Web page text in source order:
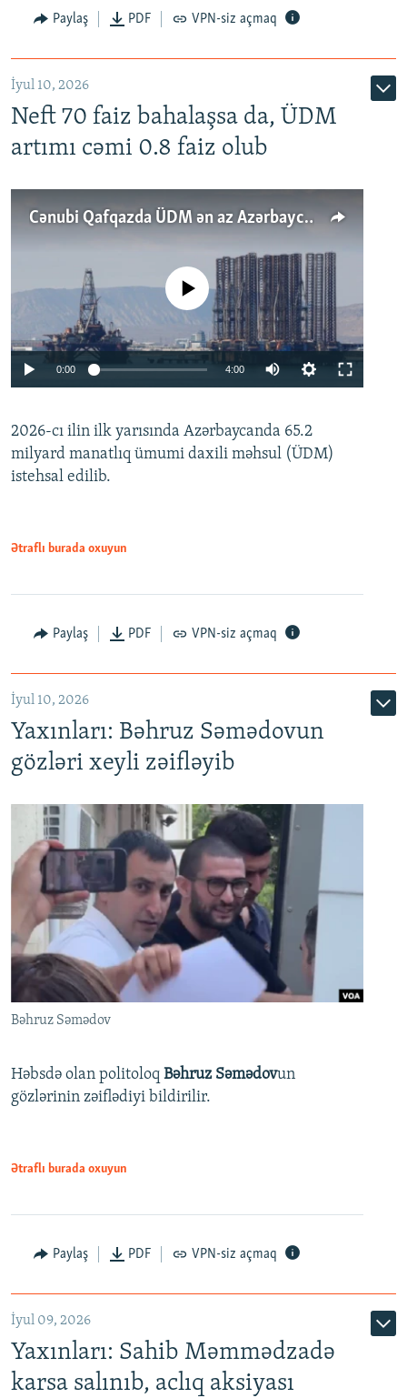
Paylaş PDF VPN-siz açmaq
İyul 10, 2026
Neft 70 faiz bahalaşsa da, ÜDM
artımı cəmi 0.8 faiz olub
Cənubi Qafqazda ÜDM ən az Azərbaycanda artır: Qonşuları niyə Bakını qabaqlaya bilir?
Auto 240p 360p 480p
No media source currently available
0:00 4:00
360p
480p
2026-cı ilin ilk yarısında Azərbaycanda 65.2
milyard manatlıq ümumi daxili məhsul (ÜDM)
istehsal edilib.
Ətraflı burada oxuyun
Paylaş PDF VPN-siz açmaq
İyul 10, 2026
Yaxınları: Bəhruz Səmədovun
gözləri xeyli zəifləyib
Bəhruz Səmədov
Həbsdə olan politoloq Bəhruz Səmədovun
gözlərinin zəiflədiyi bildirilir.
Ətraflı burada oxuyun
Paylaş PDF VPN-siz açmaq
İyul 09, 2026
Yaxınları: Sahib Məmmədzadə
karsa salınıb, aclıq aksiyası